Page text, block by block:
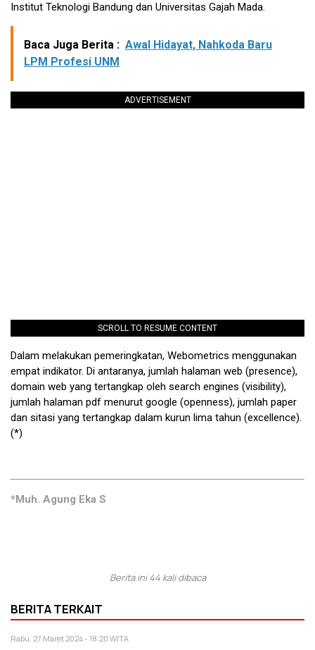
Institut Teknologi Bandung dan Universitas Gajah Mada.
Baca Juga Berita : Awal Hidayat, Nahkoda Baru
LPM Profesi UNM
ADVERTISEMENT
SCROLL TO RESUME CONTENT
Dalam melakukan pemeringkatan, Webometrics menggunakan
empat indikator. Di antaranya, jumlah halaman web (presence),
domain web yang tertangkap oleh search engines (visibility),
jumlah halaman pdf menurut google (openness), jumlah paper
dan sitasi yang tertangkap dalam kurun lima tahun (excellence).
(*)
*Muh. Agung Eka S
Berita ini 44 kali dibaca
BERITA TERKAIT
Rabu, 27 Maret 2024 - 18:20 WITA